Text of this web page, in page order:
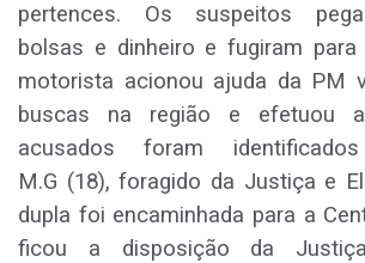
pertences. Os suspeitos
bolsas e dinheiro e fugiram para
motorista acionou ajuda da PM
buscas na região e efetuou
acusados foram
M.G (18), foragido da Justiça e
dupla foi encaminhada para a
ficou a disposição da